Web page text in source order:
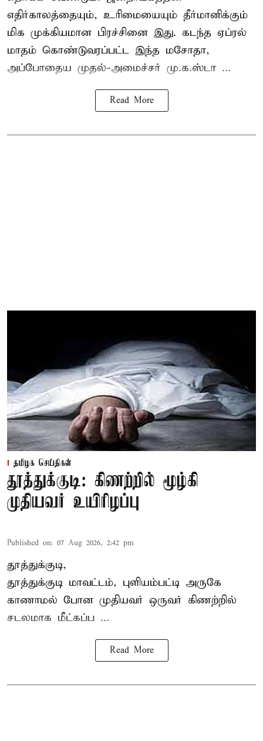
எதிர்காலத்தையும், உரிமையையும் தீர்மானிக்கும்
மிக முக்கியமான பிரச்சினை இது. கடந்த ஏப்ரல்
மாதம் கொண்டுவரப்பட்ட இந்த மசோதா,
அப்போதைய முதல்-அமைச்சர் மு.க.ஸ்டா ...
Read More
தமிழக செய்திகள்
தூத்துக்குடி: கிணற்றில் மூழ்கி
முதியவர் உயிரிழப்பு
Published on: 07 Aug 2026, 2:42 pm
தூத்துக்குடி,
தூத்துக்குடி மாவட்டம், புளியம்பட்டி அருகே
காணாமல் போன முதியவர் ஒருவர் கிணற்றில்
சடலமாக மீட்கப்ப ...
Read More